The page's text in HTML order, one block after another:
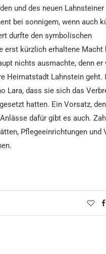
und des neuen Lahnsteiner
bei sonnigem, wenn auch
durfte den symbolischen
erst kürzlich erhaltene Macht
nichts ausmachte, denn er
Heimatstadt Lahnstein geht.
Lara, dass sie sich das
hatten. Ein Vorsatz,
dafür gibt es auch.
Pflegeeinrichtungen und